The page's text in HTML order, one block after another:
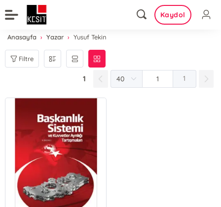
Kaydol
Anasayfa Yazar Yusuf Tekin
Filtre
1 1